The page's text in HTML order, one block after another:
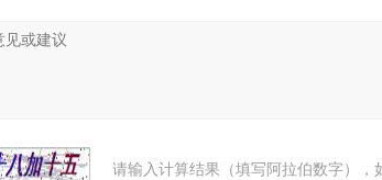
请输入计算结果（填写阿拉伯数字），